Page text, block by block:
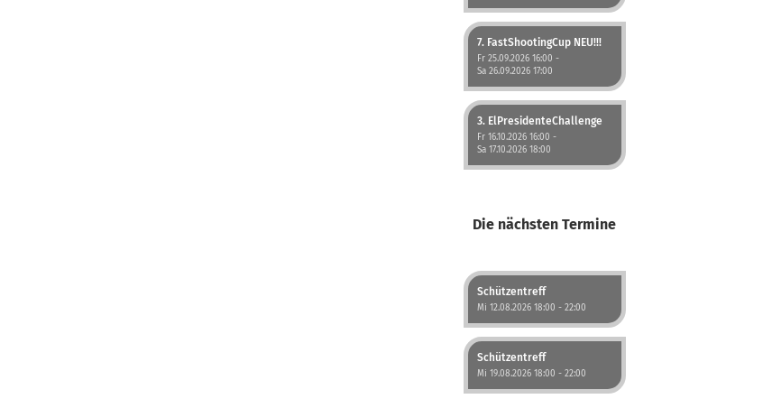
7. FastShootingCup NEU!!!
Fr 25.09.2026 16:00 -
Sa 26.09.2026 17:00
3. ElPresidenteChallenge
Fr 16.10.2026 16:00 -
Sa 17.10.2026 18:00
Die nächsten Termine
Schützentreff
Mi 12.08.2026 18:00 - 22:00
Schützentreff
Mi 19.08.2026 18:00 - 22:00